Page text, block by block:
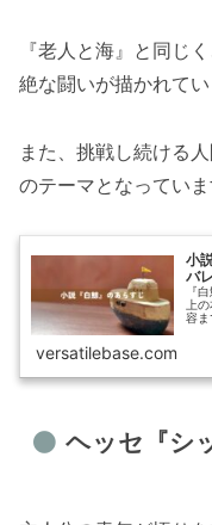
『老人と海』と同じ
絶な闘いが描かれてい
また、挑戦し続ける
のテーマとなっていま
小
バ
『
上
容ま
versatilebase.com
ヘッセ『シ